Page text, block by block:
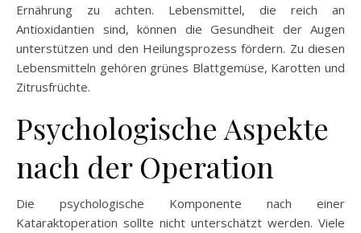
Ernährung zu achten. Lebensmittel, die reich an
Antioxidantien sind, können die Gesundheit der Augen
unterstützen und den Heilungsprozess fördern. Zu diesen
Lebensmitteln gehören grünes Blattgemüse, Karotten und
Zitrusfrüchte.
Psychologische Aspekte
nach der Operation
Die psychologische Komponente nach einer
Kataraktoperation sollte nicht unterschätzt werden. Viele